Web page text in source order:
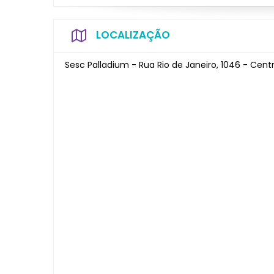
LOCALIZAÇÃO
Sesc Palladium - Rua Rio de Janeiro, 1046 -